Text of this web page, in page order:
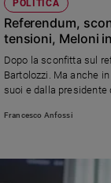
e
valori
Ambiente
e
Creato
di
POLITICA
Referendum,
tensioni, Meloni
Dopo la sconfitta sul
Bartolozzi. Ma anche
suoi e dalla
maggioranza in vista
Francesco Anfossi